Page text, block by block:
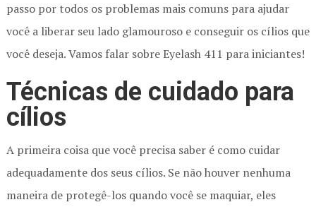
passo por todos os problemas mais comuns para ajudar
você a liberar seu lado glamouroso e conseguir os cílios que
você deseja. Vamos falar sobre Eyelash 411 para iniciantes!
Técnicas de cuidado para
cílios
A primeira coisa que você precisa saber é como cuidar
adequadamente dos seus cílios. Se não houver nenhuma
maneira de protegê-los quando você se maquiar, eles